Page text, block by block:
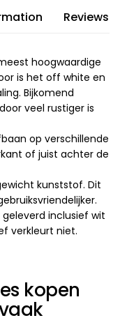
Reviews
hoogwaardige
is het off white en
Bijkomend
veel rustiger is
op verschillende
of juist achter de
kunststof. Dit
inclusief wit
verkleurt niet.
kopen